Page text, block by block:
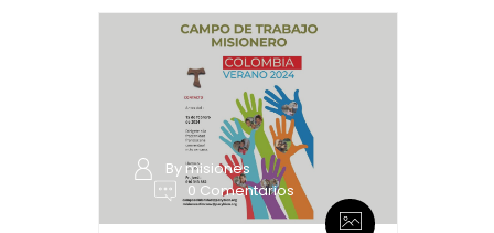
By misiones
0 Comentarios